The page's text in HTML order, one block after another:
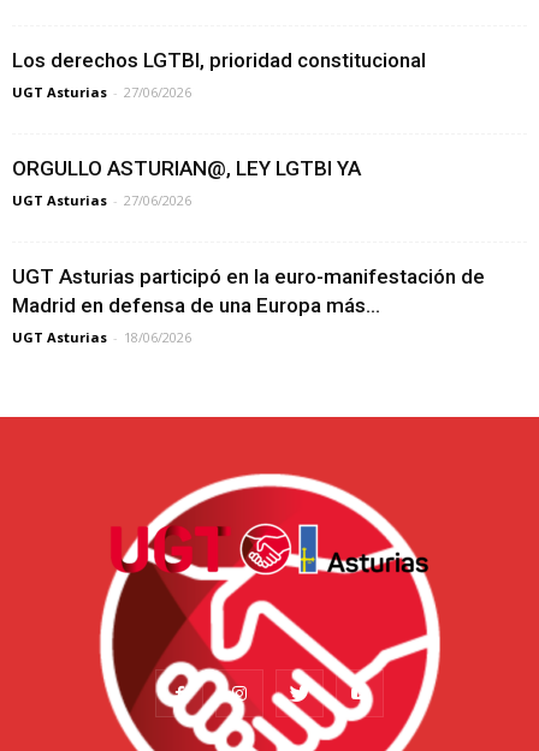
Los derechos LGTBI, prioridad constitucional
UGT Asturias - 27/06/2026
ORGULLO ASTURIAN@, LEY LGTBI YA
UGT Asturias - 27/06/2026
UGT Asturias participó en la euro-manifestación de
Madrid en defensa de una Europa más...
UGT Asturias - 18/06/2026